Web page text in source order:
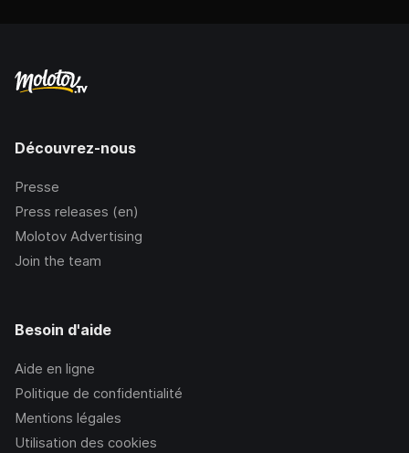
Découvrez-nous
Presse
Press releases (en)
Molotov Advertising
Join the team
Besoin d'aide
Aide en ligne
Politique de confidentialité
Mentions légales
Utilisation des cookies